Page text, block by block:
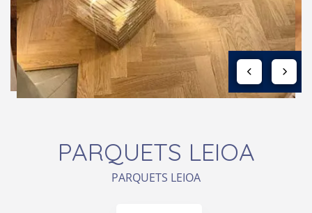
PARQUETS LEIOA
PARQUETS LEIOA